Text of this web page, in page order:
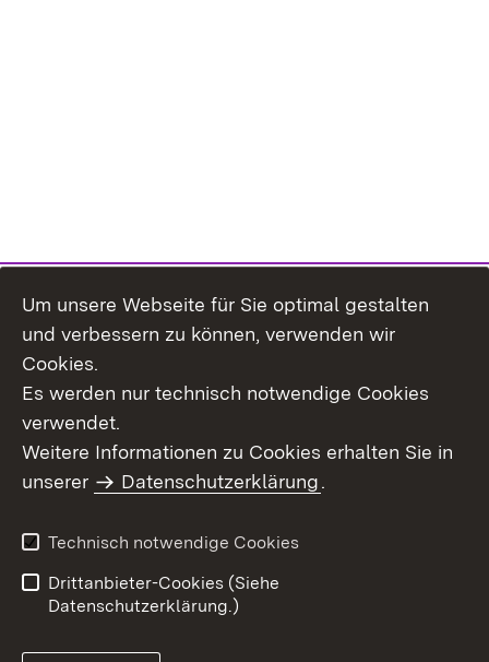
Themenübersicht
Barrierefreiheit
Um unsere Webseite für Sie optimal gestalten
und verbessern zu können, verwenden wir
Cookies.
Es werden nur technisch notwendige Cookies
verwendet.
Weitere Informationen zu Cookies erhalten Sie in
unserer
Datenschutzerklärung.
Technisch notwendige Cookies
Drittanbieter-Cookies (Siehe
Datenschutzerklärung.)